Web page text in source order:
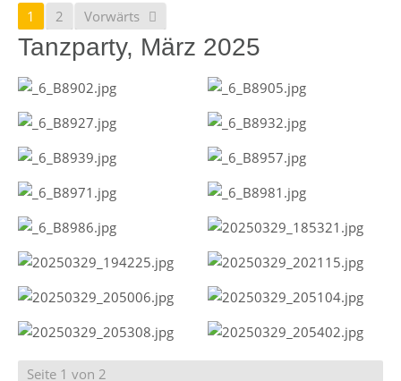
1 2 Vorwärts
Tanzparty, März 2025
Seite 1 von 2